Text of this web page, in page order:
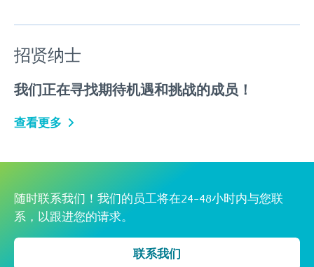
招贤纳士
我们正在寻找期待机遇和挑战的成员！
查看更多
随时联系我们！我们的员工将在24-48小时内与您联
系，以跟进您的请求。
联系我们